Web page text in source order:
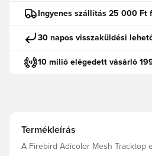
Ingyenes szállítás 25 000 Ft
30 napos visszaküldési
10 milió elégedett vásárló
Termékleírás
A Firebird Adicolor Mesh Tracktop